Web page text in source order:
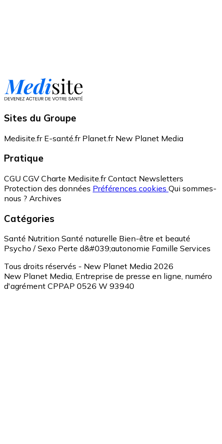
Sites du Groupe
Medisite.fr E-santé.fr Planet.fr New Planet Media
Pratique
CGU CGV Charte Medisite.fr Contact Newsletters
Protection des données Préférences cookies Qui sommes-
nous ? Archives
Catégories
Santé Nutrition Santé naturelle Bien-être et beauté
Psycho / Sexo Perte d&#039;autonomie Famille Services
Tous droits réservés - New Planet Media 2026
New Planet Media, Entreprise de presse en ligne, numéro
d'agrément CPPAP 0526 W 93940